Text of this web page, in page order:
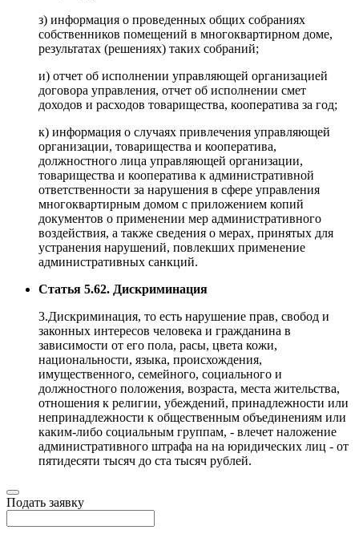
з) информация о проведенных общих собраниях
собственников помещений в многоквартирном доме,
результатах (решениях) таких собраний;
и) отчет об исполнении управляющей организацией
договора управления, отчет об исполнении смет
доходов и расходов товарищества, кооператива за год;
к) информация о случаях привлечения управляющей
организации, товарищества и кооператива,
должностного лица управляющей организации,
товарищества и кооператива к административной
ответственности за нарушения в сфере управления
многоквартирным домом с приложением копий
документов о применении мер административного
воздействия, а также сведения о мерах, принятых для
устранения нарушений, повлекших применение
административных санкций.
Статья 5.62. Дискриминация
3.Дискриминация, то есть нарушение прав, свобод и
законных интересов человека и гражданина в
зависимости от его пола, расы, цвета кожи,
национальности, языка, происхождения,
имущественного, семейного, социального и
должностного положения, возраста, места жительства,
отношения к религии, убеждений, принадлежности или
непринадлежности к общественным объединениям или
каким-либо социальным группам, - влечет наложение
административного штрафа на на юридических лиц - от
пятидесяти тысяч до ста тысяч рублей.
Подать заявку